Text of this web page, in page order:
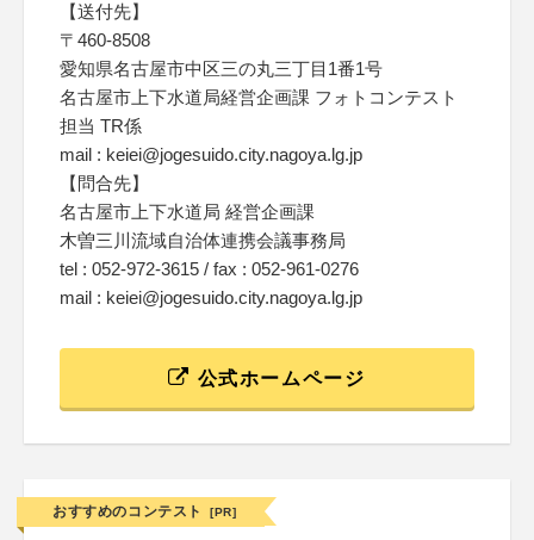
【送付先】
〒460-8508
愛知県名古屋市中区三の丸三丁目1番1号
名古屋市上下水道局経営企画課 フォトコンテスト
担当 TR係
mail : keiei@jogesuido.city.nagoya.lg.jp
【問合先】
名古屋市上下水道局 経営企画課
木曽三川流域自治体連携会議事務局
tel : 052-972-3615 / fax : 052-961-0276
mail : keiei@jogesuido.city.nagoya.lg.jp
公式ホームページ
おすすめのコンテスト [PR]